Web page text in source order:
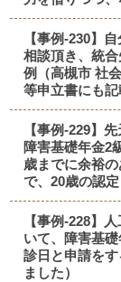
【事例-230】
相談頂き、統
例（高槻市 社
等申立書にも記
【事例-229】
障害基礎年金2
歳までに余裕
で、20歳の認定
【事例-228】
いて、障害基
診日と申請を
ました）